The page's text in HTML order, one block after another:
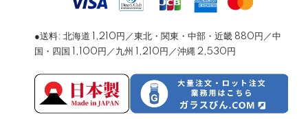
●送料: 北海道 1,210円／東北・関東・中部・近畿 880円／中
国・四国 1,100円／九州 1,210円／沖縄 2,530円